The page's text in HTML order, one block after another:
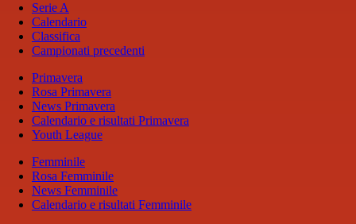
Serie A
Calendario
Classifica
Campionati precedenti
Primavera
Rosa Primavera
News Primavera
Calendario e risultati Primavera
Youth League
Femminile
Rosa Femminile
News Femminile
Calendario e risultati Femminile